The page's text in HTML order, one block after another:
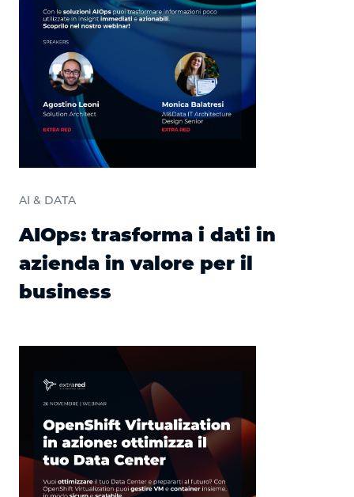
AI & DATA
AIOps: trasforma i dati in
azienda in valore per il
business